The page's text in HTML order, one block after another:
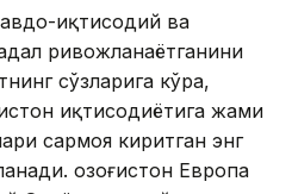
иқтисодий ва
ривожланаётганини
сўзларига кўра,
иқтисодиётига жами
сармоя киритган энг
Қозоғистон Европа